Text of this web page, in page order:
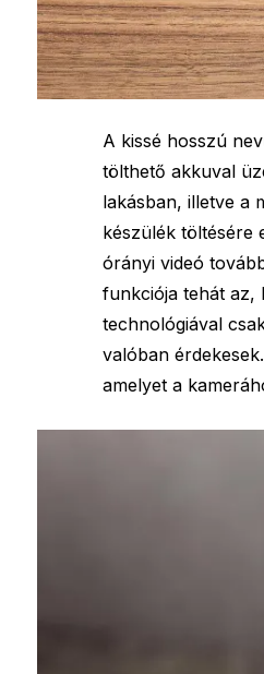
A kissé hosszú
tölthető akkuval
lakásban, illetve a
készülék töltésére
órányi videó
funkciója tehát az,
technológiával
valóban
amelyet a